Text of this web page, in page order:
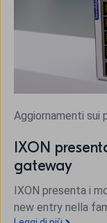
Aggiornamenti sui
IXON
gateway
IXON presenta i
new entry nella